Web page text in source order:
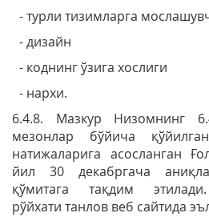
- турли тизимларга
- дизайн
- коднинг ўзига хослиги
- нархи.
6.4.8. Мазкур Низомнинг
мезонлар бўйича
натижаларига асосланган
йил 30 декабргача
қўмитага тақдим этилади.
рўйхати танлов веб сайтида